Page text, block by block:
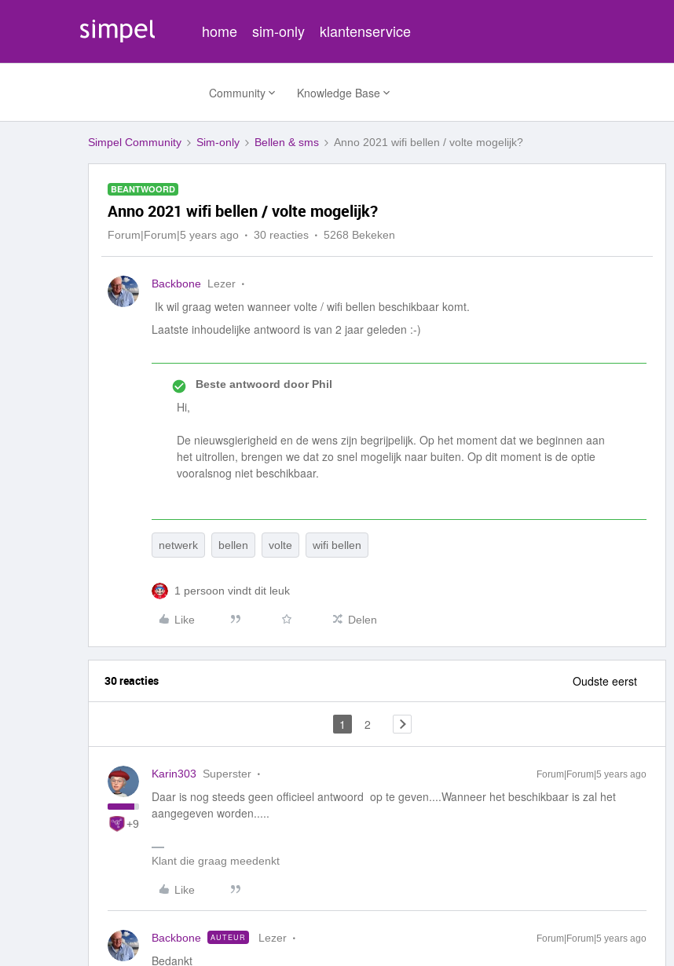
home sim-only klantenservice
Community Knowledge Base
Simpel Community Sim-only Bellen & sms Anno 2021 wifi bellen / volte mogelijk?
BEANTWOORD
Anno 2021 wifi bellen / volte mogelijk?
Forum|Forum|5 years ago 30 reacties 5268 Bekeken
Backbone Lezer
Ik wil graag weten wanneer volte / wifi bellen beschikbaar komt.
Laatste inhoudelijke antwoord is van 2 jaar geleden :-)
Beste antwoord doorPhil
Hi,
De nieuwsgierigheid en de wens zijn begrijpelijk. Op het moment dat we beginnen aan
het uitrollen, brengen we dat zo snel mogelijk naar buiten. Op dit moment is de optie
vooralsnog niet beschikbaar.
netwerk bellen volte wifi bellen
1 persoon vindt dit leuk
Like Delen
30 reacties Oudste eerst
1 2
+9
Karin303 Superster Forum|Forum|5 years ago
Daar is nog steeds geen officieel antwoord op te geven....Wanneer het beschikbaar is zal het
aangegeven worden.....
Klant die graag meedenkt
Like
Backbone AUTEUR Lezer Forum|Forum|5 years ago
Bedankt